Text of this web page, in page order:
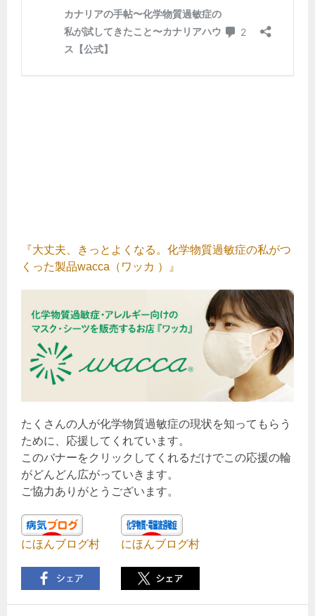
『大丈夫、きっとよくなる。化学物質過敏症の私がつ
くった製品wacca（ワッカ ）』
たくさんの人が化学物質過敏症の現状を知ってもらう
ために、応援してくれています。
このバナーをクリックしてくれるだけでこの応援の輪
がどんどん広がっていきます。
ご協力ありがとうございます。
にほんブログ村 にほんブログ村